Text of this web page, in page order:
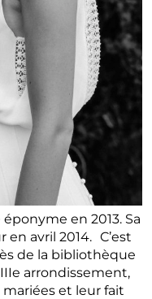
en 2013. Sa
avril 2014. C’est
de la bibliothèque
arrondissement,
et leur fait